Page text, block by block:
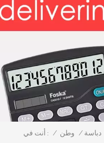
أنت في : / وطن / دباسة